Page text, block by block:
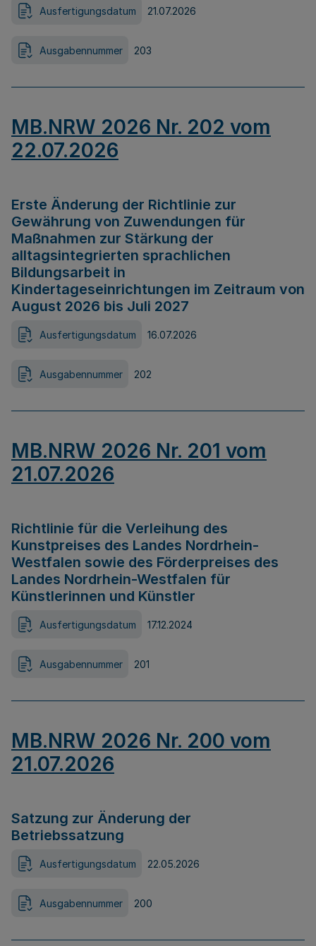
Ausfertigungsdatum 21.07.2026
Ausgabennummer 203
MB.NRW 2026 Nr. 202 vom
22.07.2026
Erste Änderung der Richtlinie zur
Gewährung von Zuwendungen für
Maßnahmen zur Stärkung der
alltagsintegrierten sprachlichen
Bildungsarbeit in
Kindertageseinrichtungen im Zeitraum von
August 2026 bis Juli 2027
Ausfertigungsdatum 16.07.2026
Ausgabennummer 202
MB.NRW 2026 Nr. 201 vom
21.07.2026
Richtlinie für die Verleihung des
Kunstpreises des Landes Nordrhein-
Westfalen sowie des Förderpreises des
Landes Nordrhein-Westfalen für
Künstlerinnen und Künstler
Ausfertigungsdatum 17.12.2024
Ausgabennummer 201
MB.NRW 2026 Nr. 200 vom
21.07.2026
Satzung zur Änderung der
Betriebssatzung
Ausfertigungsdatum 22.05.2026
Ausgabennummer 200